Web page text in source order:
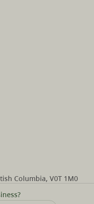
Columbia, V0T 1M0